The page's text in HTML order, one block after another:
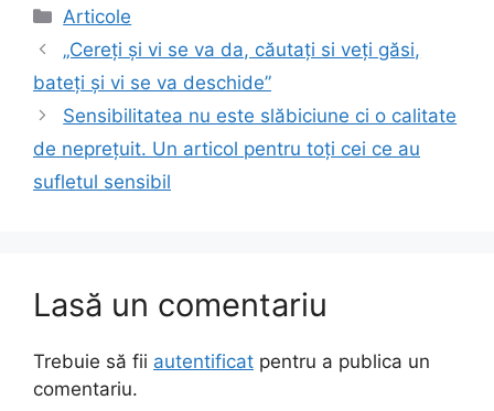
Categorii
Articole
„Cereți și vi se va da, căutați si veți găsi,
bateți și vi se va deschide”
Sensibilitatea nu este slăbiciune ci o calitate
de neprețuit. Un articol pentru toți cei ce au
sufletul sensibil
Lasă un comentariu
Trebuie să fii autentificat pentru a publica un
comentariu.